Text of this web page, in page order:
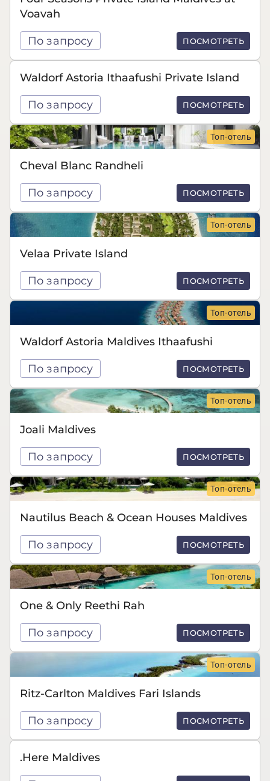
Voavah
По запросу ПОСМОТРЕТЬ
Waldorf Astoria Ithaafushi Private Island
По запросу ПОСМОТРЕТЬ
Топ-отель
Cheval Blanc Randheli
По запросу ПОСМОТРЕТЬ
Топ-отель
Velaa Private Island
По запросу ПОСМОТРЕТЬ
Топ-отель
Waldorf Astoria Maldives Ithaafushi
По запросу ПОСМОТРЕТЬ
Топ-отель
Joali Maldives
По запросу ПОСМОТРЕТЬ
Топ-отель
Nautilus Beach & Ocean Houses Maldives
По запросу ПОСМОТРЕТЬ
Топ-отель
One & Only Reethi Rah
По запросу ПОСМОТРЕТЬ
Топ-отель
Ritz-Carlton Maldives Fari Islands
По запросу ПОСМОТРЕТЬ
.Here Maldives